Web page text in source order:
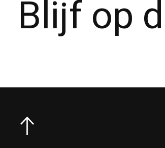
Blijf op